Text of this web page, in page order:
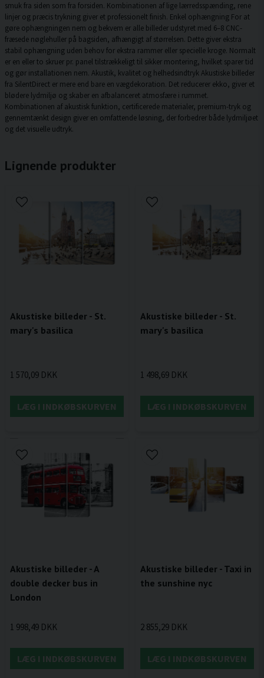
smuk fra siden som fra forsiden. Kombinationen af lige lærredsspænding, rene
linjer og præcis trykning giver et professionelt finish. Enkel ophængning For at
gøre ophængningen nem og bekvem er alle billeder udstyret med 6–8 CNC-
fræsede nøglehuller på bagsiden, afhængigt af størrelsen. Dette giver ekstra
stabil ophængning uden behov for ekstra rammer eller specielle kroge. Normalt
er en eller to skruer pr. panel tilstrækkeligt til sikker montering, hvilket sparer tid
og gør installationen nem. Akustik, kvalitet og helhedsindtryk Akustiske billeder
fra SilentDirect er mere end bare en vægdekoration. Det reducerer ekko, giver et
blødere lydmiljø og skaber en afbalanceret atmosfære i rummet.
Kombinationen af akustisk funktion, certificerede materialer, premium-tryk og
gennemtænkt design giver en omfattende løsning, der forbedrer både lydmiljøet
og det visuelle udtryk.
Lignende produkter
Akustiske billeder - St.
mary's basilica
1 570,09 DKK
LÆG I INDKØBSKURVEN
Akustiske billeder - St.
mary's basilica
1 498,69 DKK
LÆG I INDKØBSKURVEN
Akustiske billeder - A
double decker bus in
London
1 998,49 DKK
LÆG I INDKØBSKURVEN
Akustiske billeder - Taxi in
the sunshine nyc
2 855,29 DKK
LÆG I INDKØBSKURVEN